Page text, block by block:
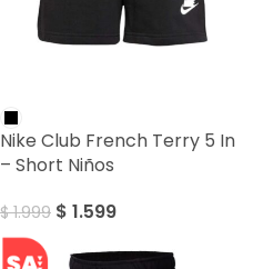
Nike Club French Terry 5 In
– Short Niños
$1.999 $ 1.599